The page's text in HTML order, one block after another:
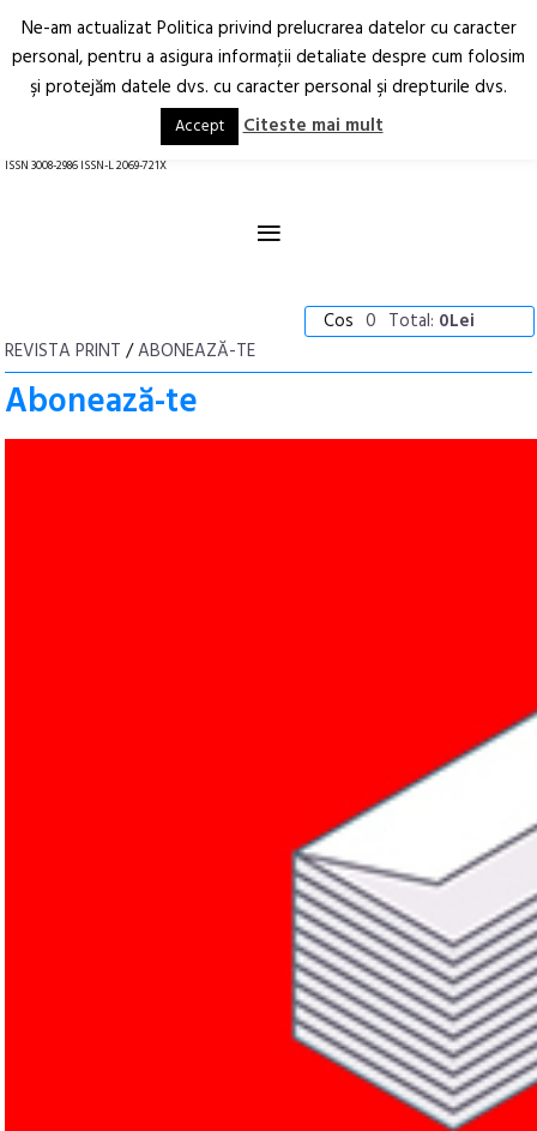
Arhitectură.
Oraș.
RO EN
ISSN 3008-2986 ISSN-L 2069-721X
≡
Cos 0 Total: 0Lei
REVISTA PRINT /ABONEAZĂ-TE
Abonează-te
Ne-am actualizat Politica privind prelucrarea datelor cu caracter
personal, pentru a asigura informaţii detaliate despre cum folosim
şi protejăm datele dvs. cu caracter personal şi drepturile dvs.
Accept Citeste mai mult